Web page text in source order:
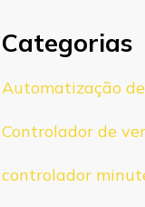
Categorias
Automatização
Controlador de
controlador